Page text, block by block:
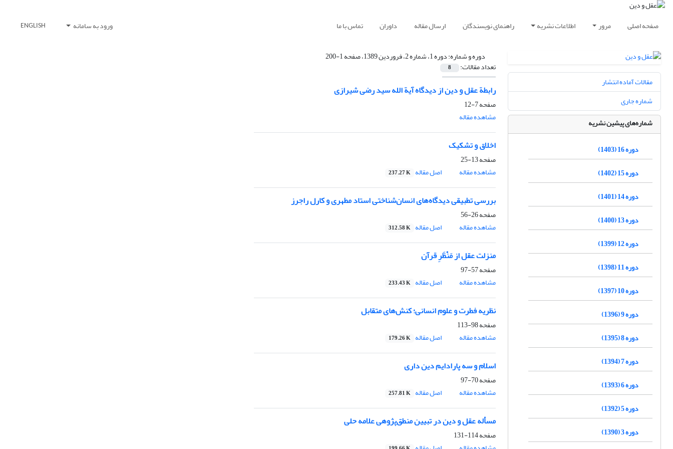
صفحه اصلی مرور اطلاعات نشریه راهنمای نویسندگان ارسال مقاله داوران تماس با ما ورود به سامانه ENGLISH
دوره و شماره:دوره 1، شماره 2، فروردین 1389، صفحه 1-200
تعداد مقالات: 8
رابطة عقل و دین از دیدگاه آیة الله سید رضی شیرازی
صفحه7-12
مشاهده مقاله
اخلاق و تشکیک
صفحه13-25
مشاهده مقاله
اصل مقاله 237.27 K
بررسی تطبیقی دیدگاه‌های انسان‌شناختی استاد مطهری و کارل راجرز
صفحه26-56
مشاهده مقاله
اصل مقاله 312.58 K
منزلت عقل از مَنْظَرِ قرآن
صفحه57-97
مشاهده مقاله
اصل مقاله 233.43 K
نظریه فطرت و علوم انسانی؛ کنش‌های متقابل
صفحه98-113
مشاهده مقاله
اصل مقاله 179.26 K
اسلام و سه پارادایم دین داری
صفحه70-97
مشاهده مقاله
اصل مقاله 257.81 K
مسأله عقل و دین در تبیین منطق‌پژوهی علامه حلی
صفحه114-131
مقالات آماده انتشار
شماره جاری
شماره‌های پیشین نشریه
دوره 16 (1403)
دوره 15 (1402)
دوره 14 (1401)
دوره 13 (1400)
دوره 12 (1399)
دوره 11 (1398)
دوره 10 (1397)
دوره 9 (1396)
دوره 8 (1395)
دوره 7 (1394)
دوره 6 (1393)
دوره 5 (1392)
دوره 3 (1390)